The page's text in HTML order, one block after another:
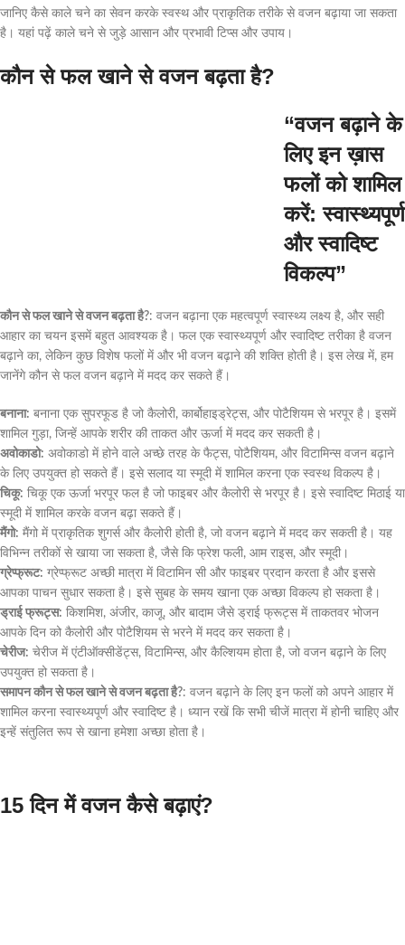
जानिए कैसे काले चने का सेवन करके स्वस्थ और प्राकृतिक तरीके से वजन बढ़ाया जा सकता
है। यहां पढ़ें काले चने से जुड़े आसान और प्रभावी टिप्स और उपाय।
कौन से फल खाने से वजन बढ़ता है?
“वजन बढ़ाने के
लिए इन ख़ास
फलों को शामिल
करें: स्वास्थ्यपूर्ण
और स्वादिष्ट
विकल्प”
कौन से फल खाने से वजन बढ़ता है?: वजन बढ़ाना एक महत्वपूर्ण स्वास्थ्य लक्ष्य है, और सही
आहार का चयन इसमें बहुत आवश्यक है। फल एक स्वास्थ्यपूर्ण और स्वादिष्ट तरीका है वजन
बढ़ाने का, लेकिन कुछ विशेष फलों में और भी वजन बढ़ाने की शक्ति होती है। इस लेख में, हम
जानेंगे कौन से फल वजन बढ़ाने में मदद कर सकते हैं।
बनाना: बनाना एक सुपरफूड है जो कैलोरी, कार्बोहाइड्रेट्स, और पोटैशियम से भरपूर है। इसमें
शामिल गुड़ा, जिन्हें आपके शरीर की ताकत और ऊर्जा में मदद कर सकती है।
अवोकाडो: अवोकाडो में होने वाले अच्छे तरह के फैट्स, पोटैशियम, और विटामिन्स वजन बढ़ाने
के लिए उपयुक्त हो सकते हैं। इसे सलाद या स्मूदी में शामिल करना एक स्वस्थ विकल्प है।
चिकू: चिकू एक ऊर्जा भरपूर फल है जो फाइबर और कैलोरी से भरपूर है। इसे स्वादिष्ट मिठाई या
स्मूदी में शामिल करके वजन बढ़ा सकते हैं।
मैंगो: मैंगो में प्राकृतिक शुगर्स और कैलोरी होती है, जो वजन बढ़ाने में मदद कर सकती है। यह
विभिन्न तरीकों से खाया जा सकता है, जैसे कि फ्रेश फली, आम राइस, और स्मूदी।
ग्रेप्फ्रूट: ग्रेप्फ्रूट अच्छी मात्रा में विटामिन सी और फाइबर प्रदान करता है और इससे
आपका पाचन सुधार सकता है। इसे सुबह के समय खाना एक अच्छा विकल्प हो सकता है।
ड्राई फ्रूट्स: किशमिश, अंजीर, काजू, और बादाम जैसे ड्राई फ्रूट्स में ताकतवर भोजन
आपके दिन को कैलोरी और पोटैशियम से भरने में मदद कर सकता है।
चेरीज: चेरीज में एंटीऑक्सीडेंट्स, विटामिन्स, और कैल्शियम होता है, जो वजन बढ़ाने के लिए
उपयुक्त हो सकता है।
समापन कौन से फल खाने से वजन बढ़ता है?: वजन बढ़ाने के लिए इन फलों को अपने आहार में
शामिल करना स्वास्थ्यपूर्ण और स्वादिष्ट है। ध्यान रखें कि सभी चीजें मात्रा में होनी चाहिए और
इन्हें संतुलित रूप से खाना हमेशा अच्छा होता है।
15 दिन में वजन कैसे बढ़ाएं?